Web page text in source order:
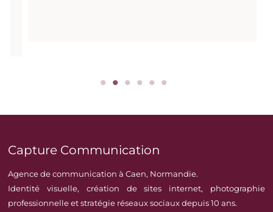
Capture Communication
Agence de communication à Caen, Normandie.
Identité visuelle, création de sites internet, photographie
professionnelle et stratégie réseaux sociaux depuis 10 ans.